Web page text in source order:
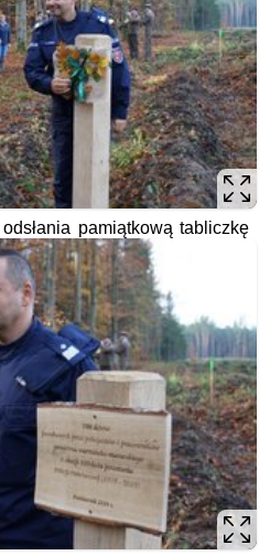
pamiątkową tabliczkę